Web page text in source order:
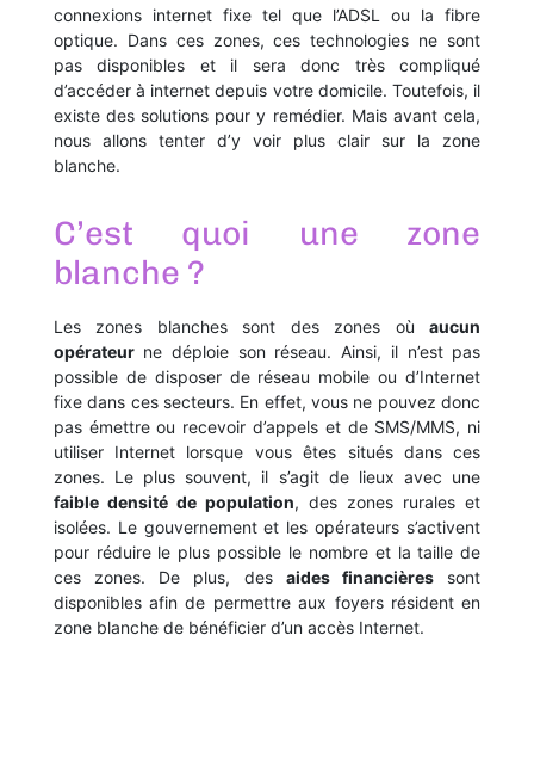
connexions internet fixe tel que l’ADSL ou la fibre
optique. Dans ces zones, ces technologies ne sont
pas disponibles et il sera donc très compliqué
d’accéder à internet depuis votre domicile. Toutefois, il
existe des solutions pour y remédier. Mais avant cela,
nous allons tenter d’y voir plus clair sur la zone
blanche.
C’est quoi une zone
blanche ?
Les zones blanches sont des zones oùaucun
opérateurne déploie son réseau. Ainsi, il n’est pas
possible de disposer de réseau mobile ou d’Internet
fixe dans ces secteurs. En effet, vous ne pouvez donc
pas émettre ou recevoir d’appels et de SMS/MMS, ni
utiliser Internet lorsque vous êtes situés dans ces
zones. Le plus souvent, il s’agit de lieux avec une
faible densité de population, des zones rurales et
isolées. Le gouvernement et les opérateurs s’activent
pour réduire le plus possible le nombre et la taille de
ces zones. De plus, des aides financières sont
disponibles afin de permettre aux foyers résident en
zone blanche de bénéficier d’un accès Internet.